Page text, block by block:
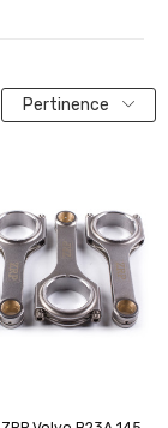
Pertinence